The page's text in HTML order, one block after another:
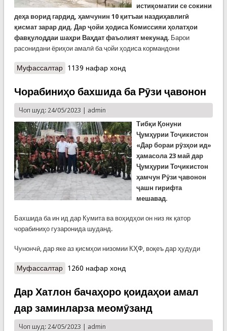
истиқоматии се сокини
деҳа ворид гардид, ҳамчунин 10 қитъаи наздиҳавлигӣ
қисмат зарар дид. Дар ҷойи ҳодиса Комиссияи ҳолатҳои
фавқулоддаи шаҳри Ваҳдат фаъолият мекунад. Барои
расонидани ёриҳои амалӣ ба ҷойи ҳодиса кормандони
Муфассалтаро Селҳои рӯзи гузашта дар кишвар
1139 нафар хонд
Чорабиниҳо бахшида ба Рӯзи ҷавонон
Чоп шуд: 24/05/2023 | admin
Тибқи Қонуни
Ҷумҳурии Тоҷикистон
«Дар бораи рӯзҳои ид»
ҳамасола 23 май дар
Ҷумҳурии Тоҷикистон
ҳамчун Рӯзи ҷавонон
ҷашн гирифта
мешавад.
Бахшида ба ин ид дар Кумита ва воҳидҳои он низ як қатор
чорабиниҳо гузаронида шуданд.
Чунончӣ, дар яке аз қисмҳои низомии КҲФ, воқеъ дар ҳудуди
Муфассалтаро Чорабиниҳо бахшида ба Рӯзи ҷавонон
1260 нафар хонд
Дар Хатлон бачаҳоро қоидаҳои амал
дар заминларза меомӯзанд
Чоп шуд: 24/05/2023 | admin